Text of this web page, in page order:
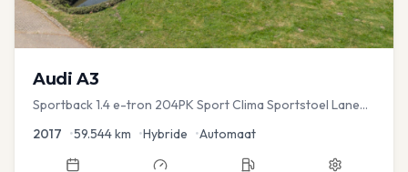
Audi A3
Sportback 1.4 e-tron 204PK Sport Clima Sportstoel Lane
2017 •59.544km •Hybride •Automaat